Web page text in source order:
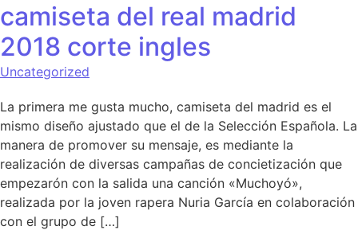
camiseta del real madrid
2018 corte ingles
Uncategorized
La primera me gusta mucho, camiseta del madrid es el
mismo diseño ajustado que el de la Selección Española. La
manera de promover su mensaje, es mediante la
realización de diversas campañas de concietización que
empezarón con la salida una canción «Muchoyó»,
realizada por la joven rapera Nuria García en colaboración
con el grupo de […]